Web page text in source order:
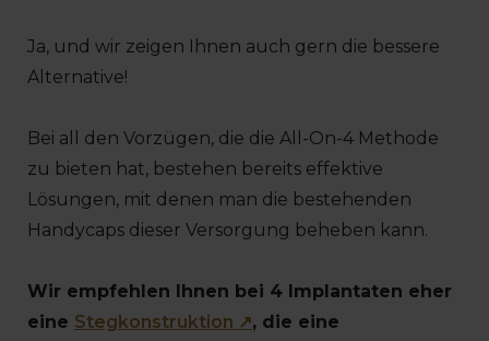
Ja, und wir zeigen Ihnen auch gern die bessere
Alternative!
Bei all den Vorzügen, die die All-On-4 Methode
zu bieten hat, bestehen bereits effektive
Lösungen, mit denen man die bestehenden
Handycaps dieser Versorgung beheben kann.
Wir empfehlen Ihnen bei 4 Implantaten eher
eine Stegkonstruktion ↗, die eine